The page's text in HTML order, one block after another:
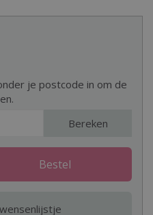
je postcode in om de
Bereken